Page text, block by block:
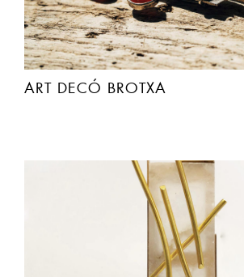
ART DECÓ BROTXA